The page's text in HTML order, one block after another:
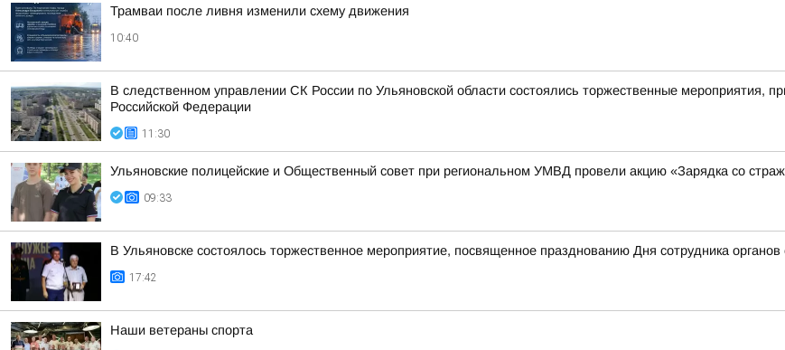
Трамваи после ливня изменили схему движения
10:40
В следственном управлении СК России по Ульяновской области состоялись торжественные мероприятия,
Российской Федерации
11:30
Ульяновские полицейские и Общественный совет при региональном УМВД провели акцию «Зарядка со
09:33
В Ульяновске состоялось торжественное мероприятие, посвященное празднованию Дня сотрудника
17:42
Наши ветераны спорта